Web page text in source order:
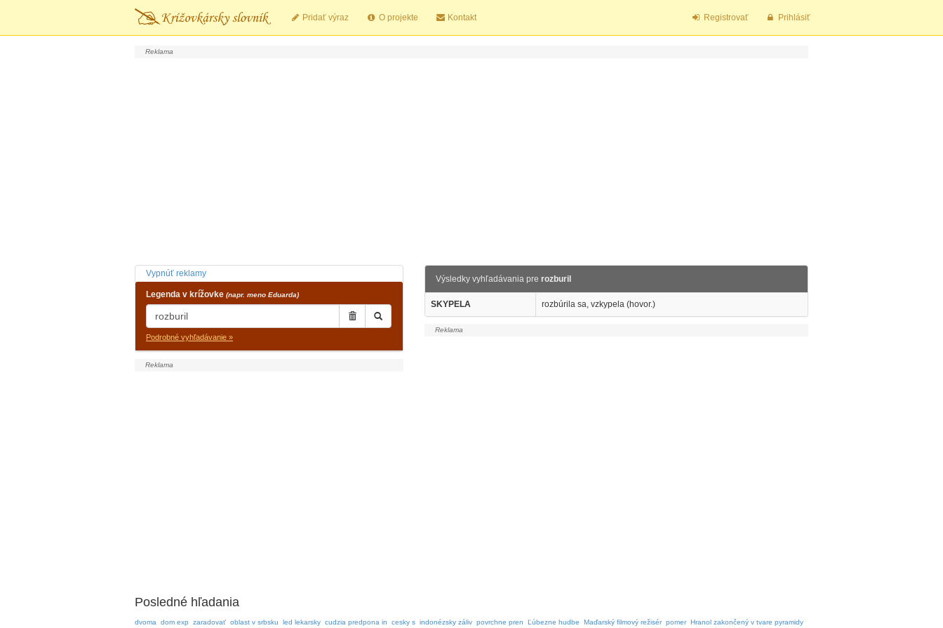
Pridať výraz O projekte Kontakt Registrovať Prihlásiť
Vypnúť reklamy
Legenda v krížovke (napr. meno Eduarda)
Podrobné vyhľadávanie »
Výsledky vyhľadávania pre rozburil
SKYPELA rozbúrila sa, vzkypela (hovor.)
Posledné hľadania
dvoma dom exp zaradovať oblast v srbsku led lekarsky cudzia predpona in cesky s indonézsky záliv povrchne pren Ľúbezne hudbe Maďarský filmový režisér pomer Hranol zakončený v tvare pyramidy